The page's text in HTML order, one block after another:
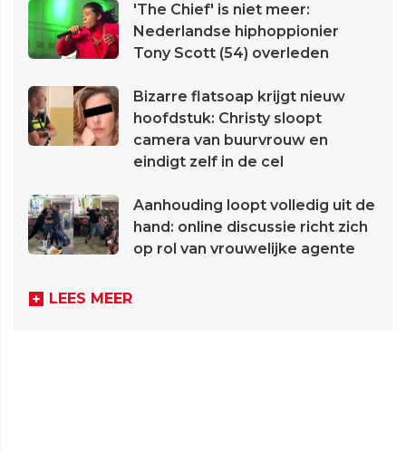
'The Chief' is niet meer:
Nederlandse hiphoppionier
Tony Scott (54) overleden
Bizarre flatsoap krijgt nieuw
hoofdstuk: Christy sloopt
camera van buurvrouw en
eindigt zelf in de cel
Aanhouding loopt volledig uit de
hand: online discussie richt zich
op rol van vrouwelijke agente
LEES MEER